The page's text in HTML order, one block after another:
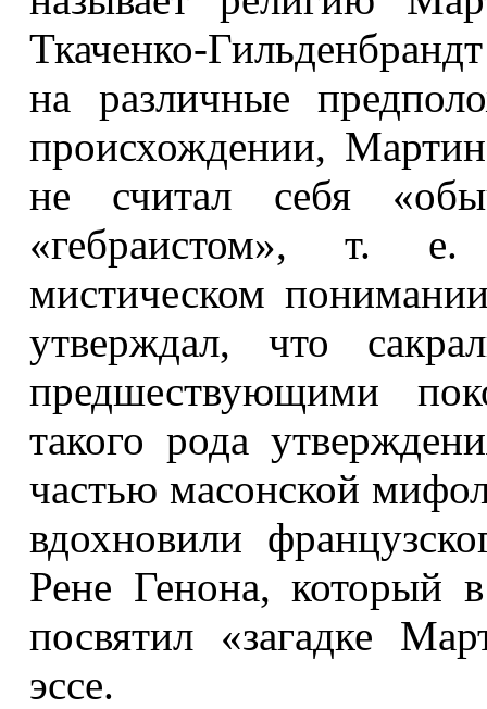
Ткаченко-
на различные
происхождении,
не считал себя
«гебраистом», т.
мистическом
утверждал, что
предшествующими
такого рода
частью масонской
вдохновили
Рене Генона, который
посвятил «загадке
эссе.